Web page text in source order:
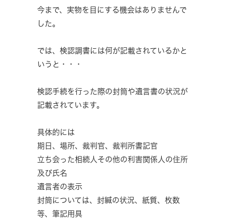
今まで、実物を目にする機会はありませんで
した。
では、検認調書には何が記載されているかと
いうと・・・
検認手続を行った際の封筒や遺言書の状況が
記載されています。
具体的には
期日、場所、裁判官、裁判所書記官
立ち会った相続人その他の利害関係人の住所
及び氏名
遺言者の表示
封筒については、封緘の状況、紙質、枚数
等、筆記用具